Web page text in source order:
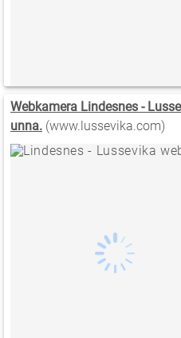
Webkamera Lindesnes -
unna. (www.lussevika.com)